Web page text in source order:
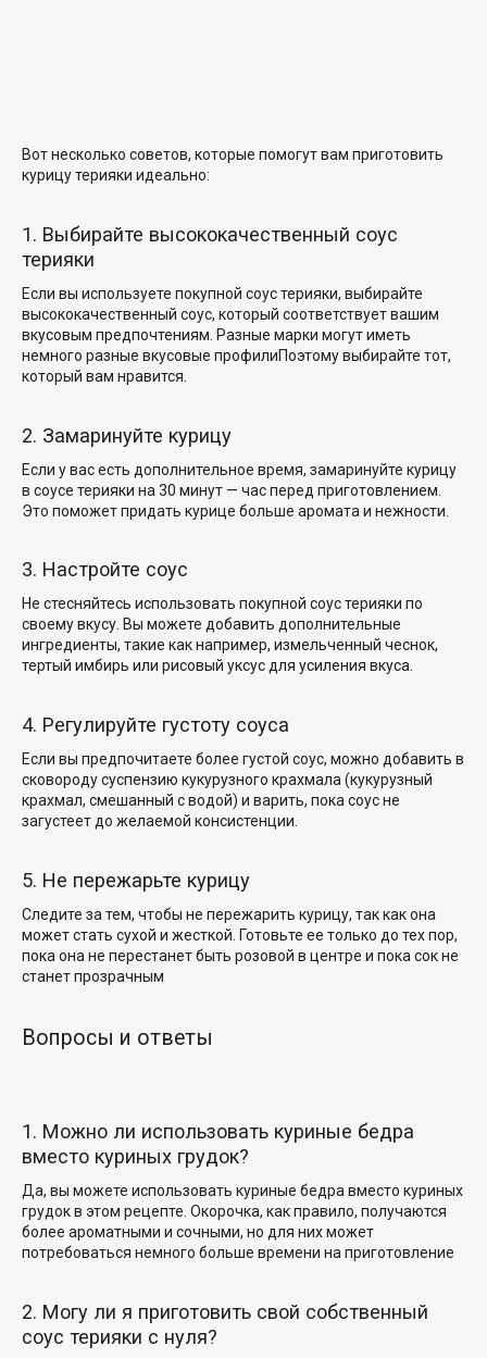
Вот несколько советов, которые помогут вам приготовить
курицу терияки идеально:
1. Выбирайте высококачественный соус
терияки
Если вы используете покупной соус терияки, выбирайте
высококачественный соус, который соответствует вашим
вкусовым предпочтениям. Разные марки могут иметь
немного разные вкусовые профилиПоэтому выбирайте тот,
который вам нравится.
2. Замаринуйте курицу
Если у вас есть дополнительное время, замаринуйте курицу
в соусе терияки на 30 минут — час перед приготовлением.
Это поможет придать курице больше аромата и нежности.
3. Настройте соус
Не стесняйтесь использовать покупной соус терияки по
своему вкусу. Вы можете добавить дополнительные
ингредиенты, такие какнапример, измельченный чеснок,
тертый имбирь или рисовый уксус для усиления вкуса.
4. Регулируйте густоту соуса
Если вы предпочитаете более густой соус, можно добавить в
сковороду суспензию кукурузного крахмала (кукурузный
крахмал, смешанный с водой) и варить, пока соус не
загустеет до желаемой консистенции.
5. Не пережарьте курицу
Следите за тем, чтобы не пережарить курицу, так как она
может стать сухой и жесткой. Готовьте ее только до тех пор,
пока она не перестанет быть розовой в центре и пока сок не
станет прозрачным
Вопросы и ответы
1. Можно ли использовать куриные бедра
вместо куриных грудок?
Да, вы можете использовать куриные бедра вместо куриных
грудок в этом рецепте. Окорочка, как правило, получаются
более ароматными и сочными, но для них может
потребоваться немного больше времени на приготовление
2. Могу ли я приготовить свой собственный
соус терияки с нуля?